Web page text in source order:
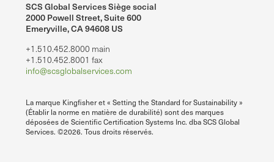
SCS Global Services Siège social
2000 Powell Street, Suite 600
Emeryville, CA 94608 US
+1.510.452.8000 main
+1.510.452.8001 fax
info@scsglobalservices.com
La marque Kingfisher et « Setting the Standard for Sustainability »
(Établir la norme en matière de durabilité) sont des marques
déposées de Scientific Certification Systems Inc. dba SCS Global
Services. ©2026. Tous droits réservés.